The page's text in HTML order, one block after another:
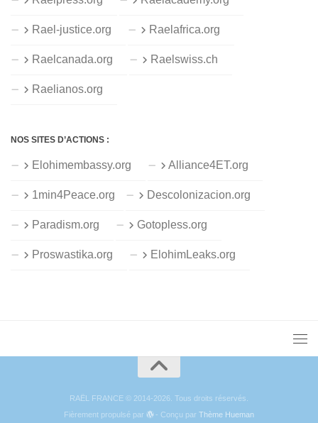
Rael-justice.org Raelafrica.org
Raelcanada.org Raelswiss.ch
Raelianos.org
NOS SITES D’ACTIONS :
Elohimembassy.org Alliance4ET.org
1min4Peace.org Descolonizacion.org
Paradism.org Gotopless.org
Proswastika.org ElohimLeaks.org
RAËL FRANCE © 2014-2026. Tous droits réservés.
Fièrement propulsé par
- Conçu parThème Hueman